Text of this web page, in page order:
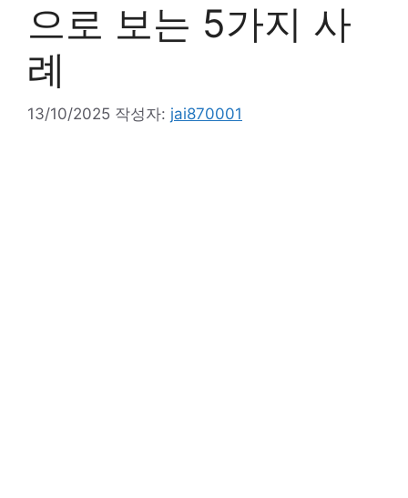
으로 보는 5가지 사
례
13/10/2025 작성자: jai870001